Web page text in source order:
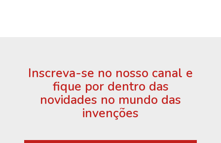
Inscreva-se no nosso canal e
fique por dentro das
novidades no mundo das
invenções